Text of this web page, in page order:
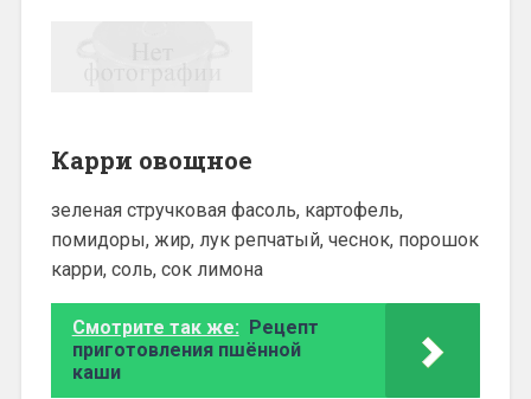
Карри овощное
зеленая стручковая фасоль, картофель,
помидоры, жир, лук репчатый, чеснок, порошок
карри, соль, сок лимона
Смотрите так же: Рецепт
приготовления пшённой
каши